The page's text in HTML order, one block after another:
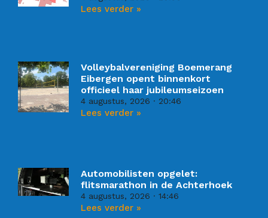
Lees verder »
Volleybalvereniging Boemerang
Eibergen opent binnenkort
officieel haar jubileumseizoen
4 augustus, 2026 20:46
Lees verder »
Automobilisten opgelet:
flitsmarathon in de Achterhoek
4 augustus, 2026 14:46
Lees verder »